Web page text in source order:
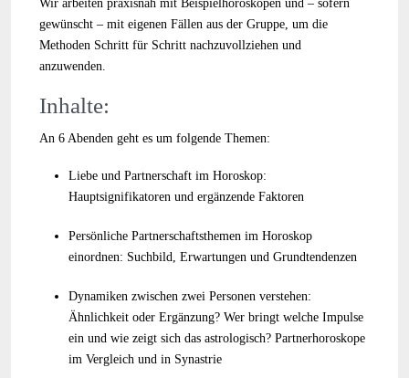
Wir arbeiten praxisnah mit Beispielhoroskopen und – sofern
gewünscht – mit eigenen Fällen aus der Gruppe, um die
Methoden Schritt für Schritt nachzuvollziehen und
anzuwenden.
Inhalte:
An 6 Abenden geht es um folgende Themen:
Liebe und Partnerschaft im Horoskop:
Hauptsignifikatoren und ergänzende Faktoren
Persönliche Partnerschaftsthemen im Horoskop
einordnen: Suchbild, Erwartungen und Grundtendenzen
Dynamiken zwischen zwei Personen verstehen:
Ähnlichkeit oder Ergänzung? Wer bringt welche Impulse
ein und wie zeigt sich das astrologisch? Partnerhoroskope
im Vergleich und in Synastrie